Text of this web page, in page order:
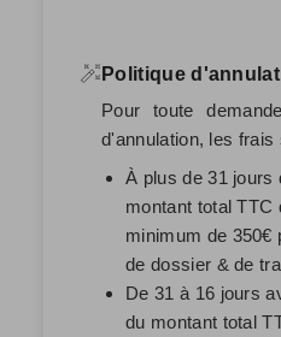
Politique
Pour toute
d'annulation, les
À plus de 31 jours
montant total TTC
minimum de 350€
de dossier & de
De 31 à 16 jours
du montant total